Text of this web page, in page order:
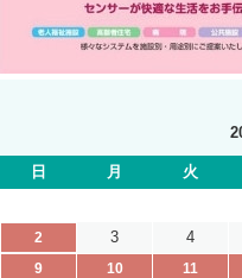
日 月 火
2
3 4
9
10 11